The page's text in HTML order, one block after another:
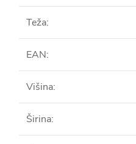
Teža:
EAN:
Višina:
Širina: